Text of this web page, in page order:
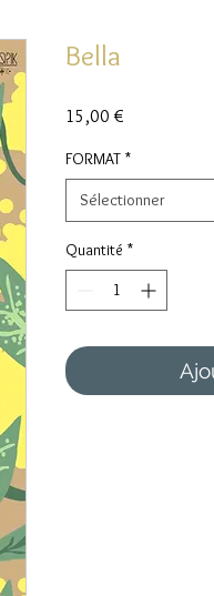
Bella
15,00 €
FORMAT *
Sélectionner
Quantité *